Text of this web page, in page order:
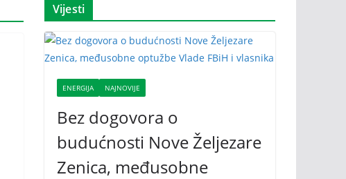
Vijesti
ENERGIJA NAJNOVIJE
Bez dogovora o
budućnosti Nove Željezare
Zenica, međusobne